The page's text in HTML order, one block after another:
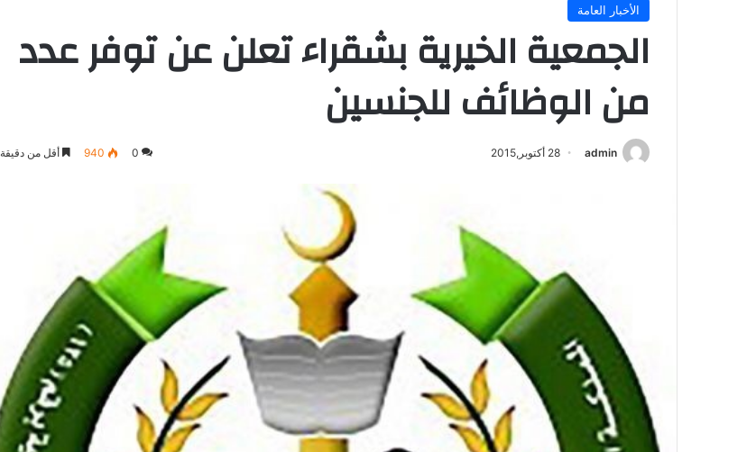
الأخبار العامة
الجمعية الخيرية بشقراء تعلن عن توفر عدد
من الوظائف للجنسين
admin 28 أكتوبر,2015 0
940 أقل من دقيقة